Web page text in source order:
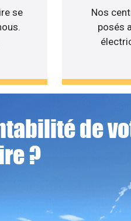
se
Nos
posés
de
?